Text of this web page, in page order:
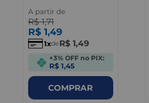
A partir de
R$ 1,71
R$ 1,49
1 deR$ 1,49
+3% OFF no PIX:
R$ 1,45
COMPRAR